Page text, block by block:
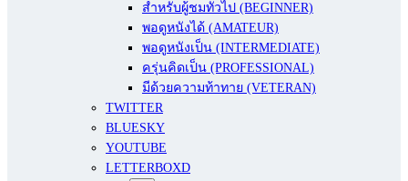
สำหรับผู้ชมทั่วไป (BEGINNER)
พอดูหนังได้ (AMATEUR)
พอดูหนังเป็น (INTERMEDIATE)
ครุ่นคิดเป็น (PROFESSIONAL)
มีด้วยความท้าทาย (VETERAN)
TWITTER
BLUESKY
YOUTUBE
LETTERBOXD